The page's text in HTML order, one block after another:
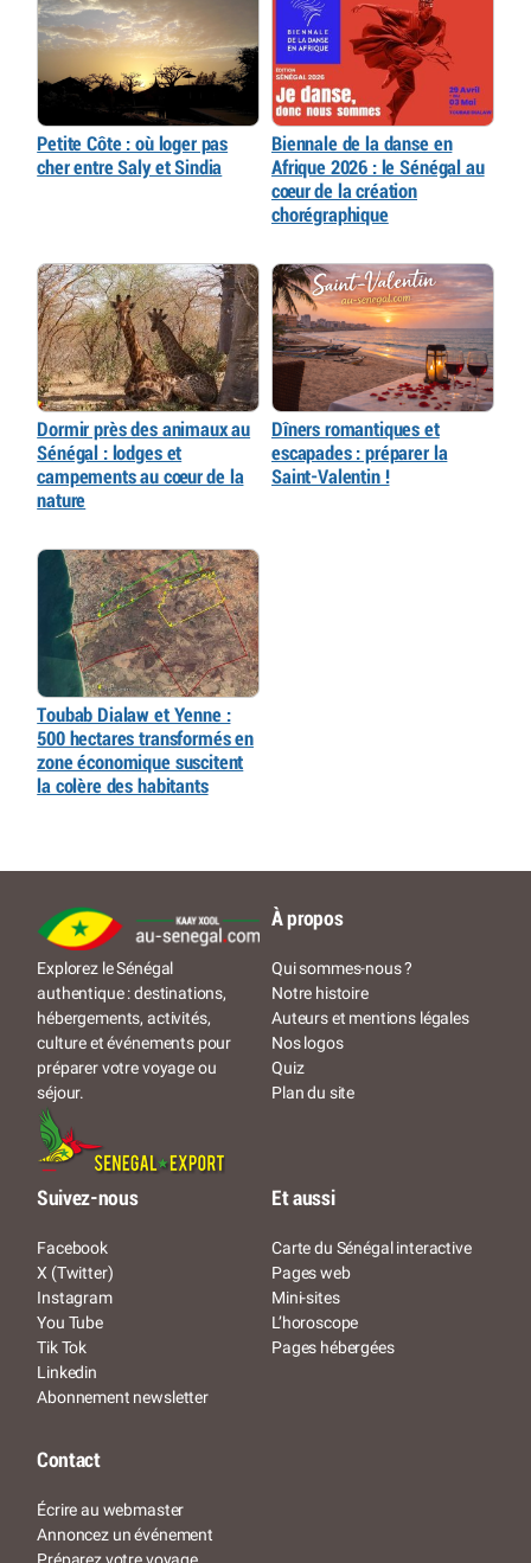
Petite Côte : où loger pas
cher entre Saly et Sindia
Biennale de la danse en
Afrique 2026 : le Sénégal au
cœur de la création
chorégraphique
Dormir près des animaux au
Sénégal : lodges et
campements au cœur de la
nature
Dîners romantiques et
escapades : préparer la
Saint-Valentin !
Toubab Dialaw et Yenne :
500 hectares transformés en
zone économique suscitent
la colère des habitants
Explorez le Sénégal
authentique : destinations,
hébergements, activités,
culture et événements pour
préparer votre voyage ou
séjour.
À propos
Qui sommes-nous ?
Notre histoire
Auteurs et mentions légales
Nos logos
Quiz
Plan du site
Suivez-nous
Facebook
X (Twitter)
Instagram
You Tube
Tik Tok
Linkedin
Abonnement newsletter
Et aussi
Carte du Sénégal interactive
Pages web
Mini-sites
L’horoscope
Pages hébergées
Contact
Écrire au webmaster
Annoncez un événement
Préparez votre voyage